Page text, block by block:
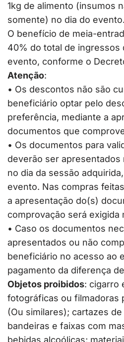
1kg de alimento (insumos
somente) no dia do evento.
O benefício de meia-
40% do total de ingressos
evento, conforme o
Atenção:
• Os descontos não são
beneficiário optar pelo
preferência, mediante a
documentos que
• Os documentos para
deverão ser apresentados
no dia da sessão
evento. Nas compras
a apresentação do(s)
comprovação será exigida
• Caso os documentos
apresentados ou não
beneficiário no acesso ao
pagamento da diferença
Objetos proibidos: cigarro
fotográficas ou filmadoras
(Ou similares); cartazes
bandeiras e faixas com
bebidas alcoólicas;